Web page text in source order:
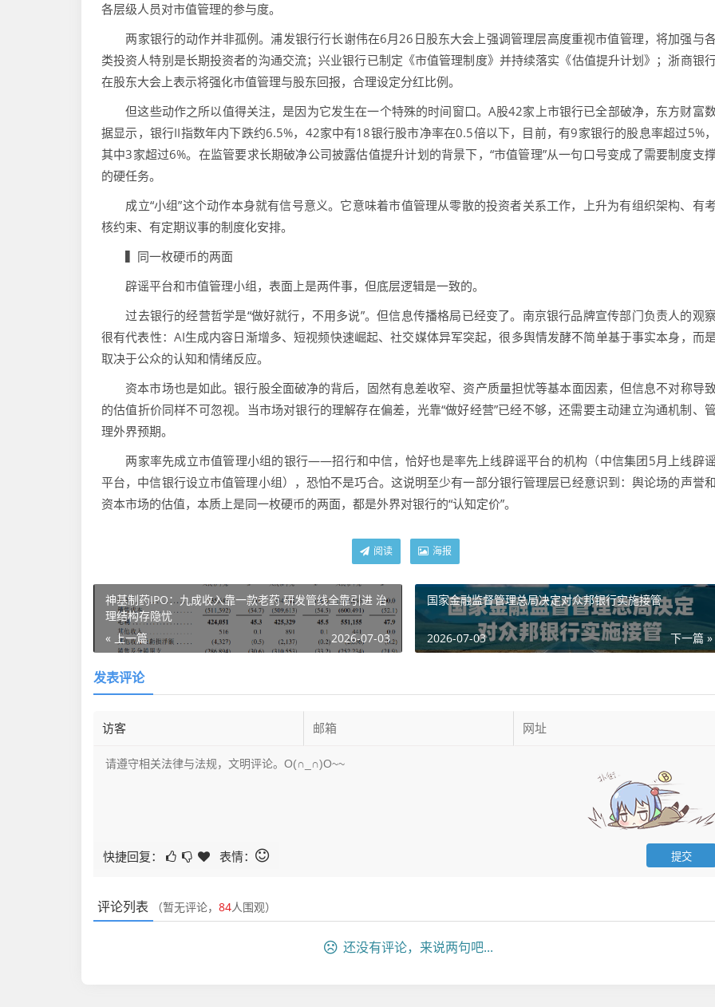
各层级人员对市值管理的参与度。
两家银行的动作并非孤例。浦发银行行长谢伟在6月26日股东大会上强调管理层高度重视市值管理，将加强与
类投资人特别是长期投资者的沟通交流；兴业银行已制定《市值管理制度》并持续落实《估值提升计划》；浙商银
在股东大会上表示将强化市值管理与股东回报，合理设定分红比例。
但这些动作之所以值得关注，是因为它发生在一个特殊的时间窗口。A股42家上市银行已全部破净，东方财富
据显示，银行II指数年内下跌约6.5%，42家中有18银行股市净率在0.5倍以下，目前，有9家银行的股息率超过5%，
其中3家超过6%。在监管要求长期破净公司披露估值提升计划的背景下，“市值管理”从一句口号变成了需要制度支
的硬任务。
成立“小组”这个动作本身就有信号意义。它意味着市值管理从零散的投资者关系工作，上升为有组织架构、有考
核约束、有定期议事的制度化安排。
▍同一枚硬币的两面
辟谣平台和市值管理小组，表面上是两件事，但底层逻辑是一致的。
过去银行的经营哲学是“做好就行，不用多说”。但信息传播格局已经变了。南京银行品牌宣传部门负责人的观
很有代表性：AI生成内容日渐增多、短视频快速崛起、社交媒体异军突起，很多舆情发酵不简单基于事实本身，而
取决于公众的认知和情绪反应。
资本市场也是如此。银行股全面破净的背后，固然有息差收窄、资产质量担忧等基本面因素，但信息不对称导
的估值折价同样不可忽视。当市场对银行的理解存在偏差，光靠“做好经营”已经不够，还需要主动建立沟通机制、管
理外界预期。
两家率先成立市值管理小组的银行——招行和中信，恰好也是率先上线辟谣平台的机构（中信集团5月上线辟
平台，中信银行设立市值管理小组），恐怕不是巧合。这说明至少有一部分银行管理层已经意识到：舆论场的声誉和
资本市场的估值，本质上是同一枚硬币的两面，都是外界对银行的“认知定价”。
阅读 海报
神基制药IPO：九成收入靠一款老药 研发管线全靠引进 治
理结构存隐忧
« 上一篇
2026-07-03
国家金融监督管理总局决定对众邦银行实施接管
下一篇 »
2026-07-03
发表评论
快捷回复： 表情：
评论列表 （暂无评论， 84人围观）
还没有评论，来说两句吧...